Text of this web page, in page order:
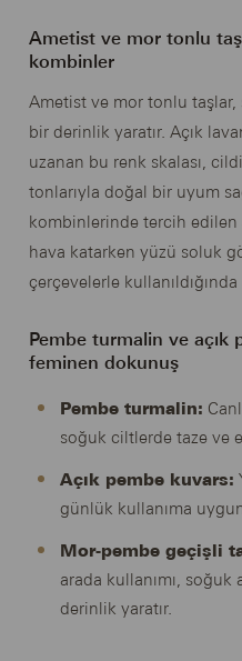
Ametist ve mor tonlu
kombinler
Ametist ve mor tonlu
bir derinlik yaratır. Açık
uzanan bu renk skalası,
tonlarıyla doğal bir uyum
kombinlerinde tercih
hava katarken yüzü soluk
çerçevelerle
Pembe turmalin ve açık
feminen dokunuş
Pembe turmalin:
soğuk ciltlerde taze ve
Açık pembe kuvars:
günlük kullanıma
Mor-pembe geçişli
arada kullanımı,
derinlik yaratır.